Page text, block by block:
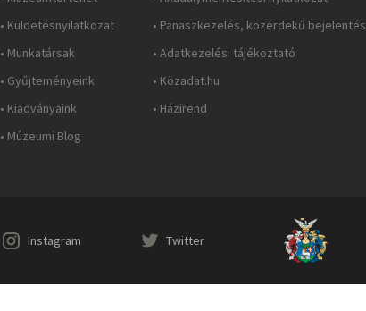
• Küldetésnyilatkozat
• Munkatársak
• Gyűjteményeink
• Kiadványaink
• Múzeumi Blog
• Panaszkezelés, közérdekű bejelentés
• Adatkezelési tájékoztató
• Közadat.hu
• Házirend
Instagram Twitter